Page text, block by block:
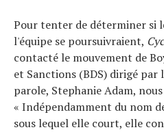
Pour tenter de déterminer si
l'équipe se poursuivraient,
contacté le mouvement de
et Sanctions (BDS) dirigé par
parole, Stephanie Adam,
« Indépendamment du nom
sous lequel elle court, elle